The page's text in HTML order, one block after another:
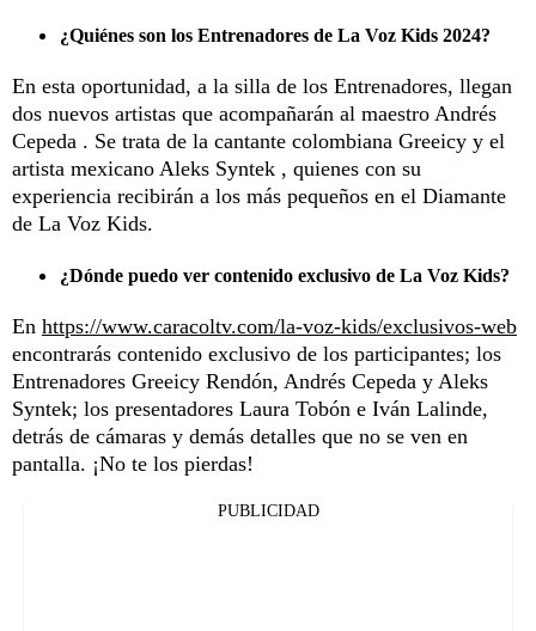
¿Quiénes son los Entrenadores de La Voz Kids 2024?
En esta oportunidad, a la silla de los Entrenadores, llegan
dos nuevos artistas que acompañarán al maestro Andrés
Cepeda . Se trata de la cantante colombiana Greeicy y el
artista mexicano Aleks Syntek , quienes con su
experiencia recibirán a los más pequeños en el Diamante
de La Voz Kids.
¿Dónde puedo ver contenido exclusivo de La Voz Kids?
En https://www.caracoltv.com/la-voz-kids/exclusivos-web
encontrarás contenido exclusivo de los participantes; los
Entrenadores Greeicy Rendón, Andrés Cepeda y Aleks
Syntek; los presentadores Laura Tobón e Iván Lalinde,
detrás de cámaras y demás detalles que no se ven en
pantalla. ¡No te los pierdas!
PUBLICIDAD